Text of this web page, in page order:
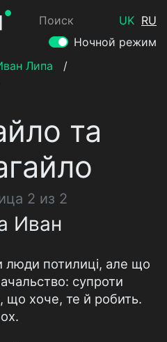
Поиск UK RU
Ночной режим
Липа
/
та
2 из 2
Иван
люди потилиці, але що
супроти
що хоче, те й робить.